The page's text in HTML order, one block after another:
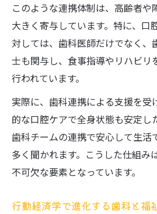
このような連携体制は、高齢者や
大きく寄与しています。特に、口
対しては、歯科医師だけでなく、
士も関与し、食事指導やリハビリ
行われています。
実際に、歯科連携による支援を受
的な口腔ケアで全身状態も安定し
歯科チームの連携で安心して生活
多く聞かれます。こうした仕組み
不可欠な要素となっています。
行動経済学で進化する歯科と福